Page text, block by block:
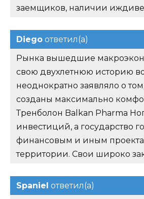
заемщиков, наличии
Diego ответил(а)
Рынка вышедшие
свою двухлетнюю историю
неоднократно заявляло о
созданы максимально
Тренболон Balkan Pharma
инвестиций, а государство
финансовым и иным
территории. Свои широко
Spaniel ответил(а)